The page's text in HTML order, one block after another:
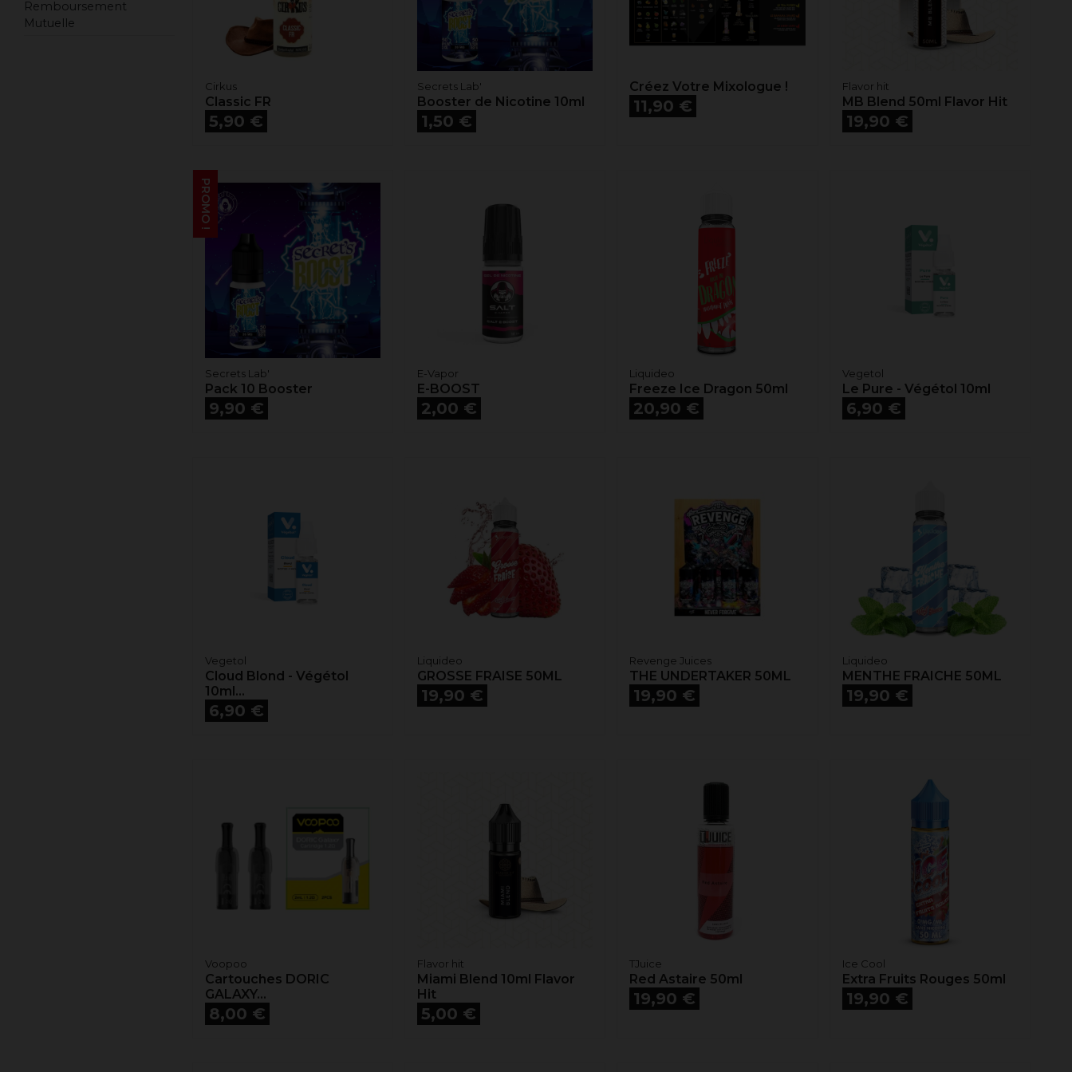
Remboursement
Mutuelle
Cirkus
Classic FR
Prix
5,90 €
Secrets Lab'
Booster de Nicotine 10ml
Prix
1,50 €
Créez Votre Mixologue !
Prix
11,90 €
Flavor hit
MB Blend 50ml Flavor Hit
Prix
19,90 €
PROMO !
Secrets Lab'
Pack 10 Booster
Prix
9,90 €
E-Vapor
E-BOOST
Prix
2,00 €
Liquideo
Freeze Ice Dragon 50ml
Prix
20,90 €
Vegetol
Le Pure - Végétol 10ml
Prix
6,90 €
Vegetol
Cloud Blond - Végétol
10ml...
Prix
6,90 €
Liquideo
GROSSE FRAISE 50ML
Prix
19,90 €
Revenge Juices
THE UNDERTAKER 50ML
Prix
19,90 €
Liquideo
MENTHE FRAICHE 50ML
Prix
19,90 €
Voopoo
Cartouches DORIC
GALAXY...
Prix
8,00 €
Flavor hit
Miami Blend 10ml Flavor
Hit
Prix
5,00 €
TJuice
Red Astaire 50ml
Prix
19,90 €
Ice Cool
Extra Fruits Rouges 50ml
Prix
19,90 €